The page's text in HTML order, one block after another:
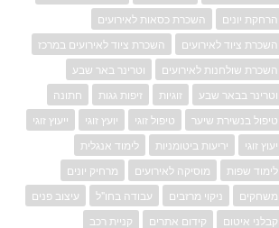
הרחקת יונים
השכרת כסאות לאירועים
השכרת ציוד לאירועים
השכרת ציוד לאירועים במרכז
השכרת שולחנות לאירועים
וטרינר באר שבע
וטרינר בבאר שבע
זוגיות זיפות גגות
חתונה
טיפול בנשירת שיער
טיפול זוגי יועץ זוגי
ייעוץ זוגי
יעוץ זוגי
יריעות ביטומניות
לימוד אנגלית
לימוד שפות
מוסיקה לאירועים
מרחיק יונים
משחקים
ניקוי מרזבים עבודה בחו"ל
עיצוב פנים
קבלני איטום
קידום אתרים
קניית רכב